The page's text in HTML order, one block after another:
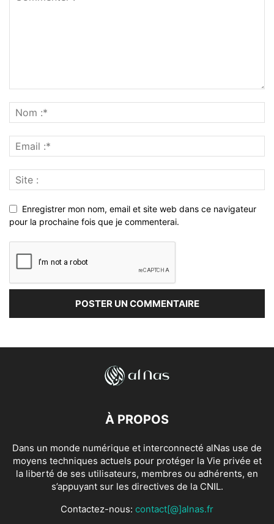
Enregistrer mon nom, email et site web dans ce navigateur
pour la prochaine fois que je commenterai.
À PROPOS
Dans un monde numérique et interconnecté alNas use de
moyens techniques actuels pour protéger la Vie privée et
la liberté de ses utilisateurs, membres ou adhérents, en
s’appuyant sur les directives de la CNIL.
Contactez-nous: contact[@]alnas.fr